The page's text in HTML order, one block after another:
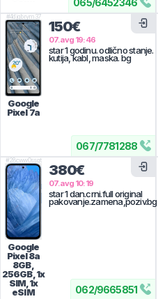
067/7781288
#4djgbrym37
Google
Pixel 7a
150€
07.avg 19:46
star 1 godinu. odlično stanje.
kutija, kabl, maska. bg
062/9665851
#28cww0ssgt
Google
Pixel 8a
8GB,
256GB, 1x
SIM, 1x
eSIM
380€
07.avg 10:19
star 1 dan.crni.full original
pakovanje.zamena,poziv.bg